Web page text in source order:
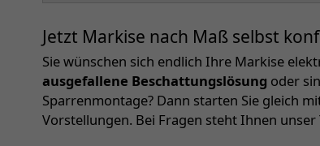
Jetzt Markise nach Maß selbst
Sie wünschen sich endlich Ihre Markise
ausgefallene Beschattungslösung oder
Sparrenmontage? Dann starten Sie gleich
Vorstellungen. Bei Fragen steht Ihnen